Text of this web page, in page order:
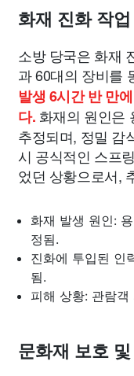
화재 진화 작
소방 당국은 화재
과 60대의 장비를
발생 6시간 반 만
다. 화재의 원인은
추정되며, 정밀 감
시 공식적인 스프
었던 상황으로서,
화재 발생 원인:
정됨.
진화에 투입된 인
됨.
피해 상황: 관람객
문화재 보호